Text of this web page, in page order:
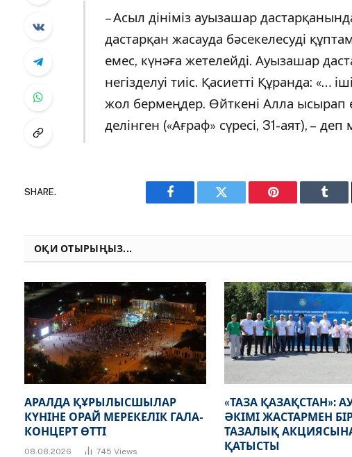
– Асыл дініміз ауызашар
дастарқан жасауда бәсекелесуді
емес, күнәға жетелейді. Ауызашар
негізделуі тиіс. Қасиетті Құранда: «…
жол бермеңдер. Өйткені Алла ысырап
делінген («Ағраф» сүресі, 31-аят), –
SHARE.
Facebook Twitter Pinterest
ОҚИ ОТЫРЫҢЫЗ...
АРАЛДА ҚҰРЫЛЫСШЫЛАР
КҮНІНЕ ОРАЙ МЕРЕКЕЛІК ГАЛА-
КОНЦЕРТ ӨТТІ
08.08.2026 745 Views
«ТАЗА ҚАЗАҚСТАН»:
ӘКІМІ ЖАСТАРМЕН
ТАЗАЛЫҚ
ҚАТЫСТЫ